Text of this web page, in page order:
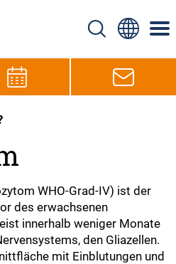
WHO-Grad-IV) ist der
des erwachsenen
innerhalb weniger Monate
den Gliazellen.
mit Einblutungen und